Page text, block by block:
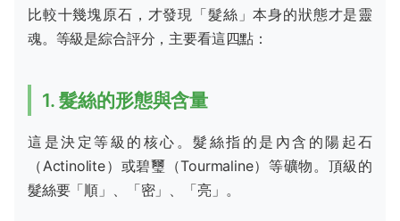
比較十幾塊原石，才發現「髮絲」本身的狀態才是靈
魂。等級是綜合評分，主要看這四點：
1. 髮絲的形態與含量
這是決定等級的核心。髮絲指的是內含的陽起石
（Actinolite）或碧璽（Tourmaline）等礦物。頂級的
髮絲要「順」、「密」、「亮」。